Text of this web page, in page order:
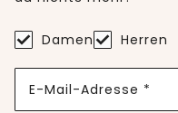
Damen Herren
E-Mail-Adresse *